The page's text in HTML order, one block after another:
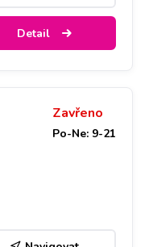
Detail
Zavřeno
Po-Ne: 9-21